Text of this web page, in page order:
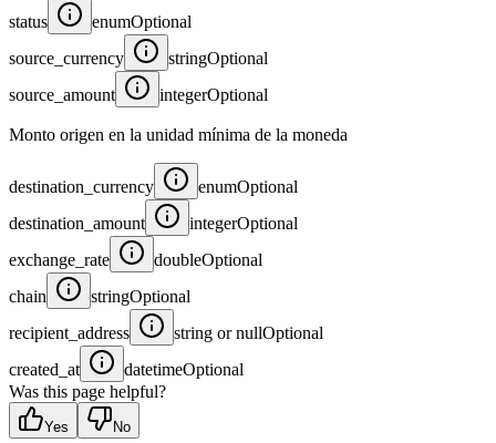
status
enumOptional
source_currency
stringOptional
source_amount
integerOptional
Monto origen en la unidad mínima de la moneda
destination_currency enumOptional
destination_amount
integerOptional
exchange_rate
doubleOptional
chain
stringOptional
recipient_address
string or nullOptional
created_at
datetimeOptional
Was this page helpful?
Yes No